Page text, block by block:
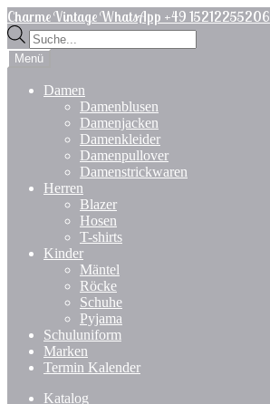
Zur
Navigation
springen
Zum
Inhalt
springen
Charme Vintage WhatsApp +49 15212255206
Products
search
Menü
Damen
Damenblusen
Damenjacken
Damenkleider
Damenpullover
Damenstrickwaren
Herren
Blazer
Hosen
T-shirts
Kinder
Mäntel
Röcke
Schuhe
Pyjama
Schuluniform
Marken
Termin Kalender
Katalog